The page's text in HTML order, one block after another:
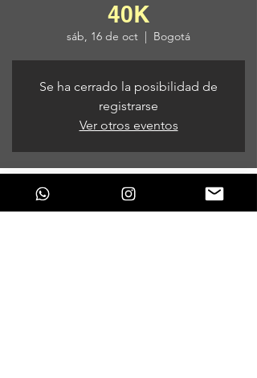
40K
sáb, 16 de oct
  |
Bogotá
Se ha cerrado la posibilidad de
registrarse
Ver otros eventos
Horario y ubicación